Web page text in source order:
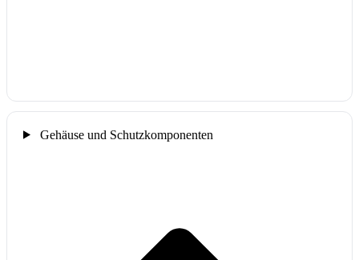
Gehäuse und Schutzkomponenten